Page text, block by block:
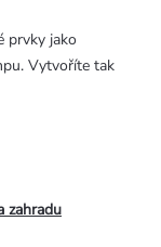
prvky jako
Vytvoříte tak
zahradu